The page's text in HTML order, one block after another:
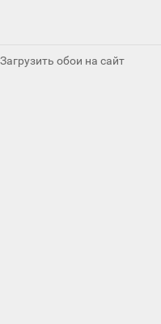
Загрузить обои на сайт